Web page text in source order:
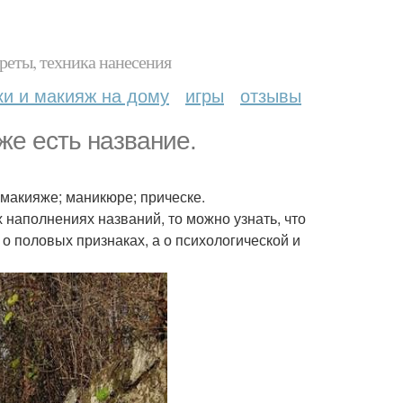
техника нанесения
и макияж на дому игры отзывы
есть название.
маникюре; прическе.
названий, то можно узнать, что
признаках, а о психологической и